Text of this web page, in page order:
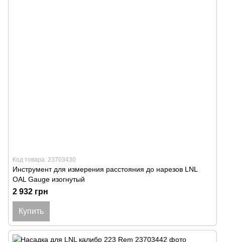
Код товара: 23703430
Инструмент для измерения расстояния до нарезов LNL
OAL Gauge изогнутый
2 932 грн
Купить